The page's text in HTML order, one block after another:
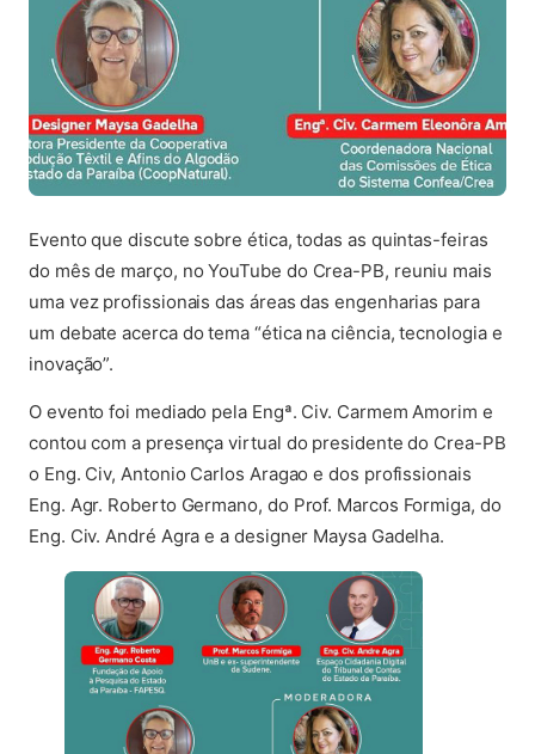
Evento que discute sobre ética, todas as quintas-feiras
do mês de março, no YouTube do Crea-PB, reuniu mais
uma vez profissionais das áreas das engenharias para
um debate acerca do tema “ética na ciência, tecnologia e
inovação”.
O evento foi mediado pela Engª. Civ. Carmem Amorim e
contou com a presença virtual do presidente do Crea-PB
o Eng. Civ, Antonio Carlos Aragao e dos profissionais
Eng. Agr. Roberto Germano, do Prof. Marcos Formiga, do
Eng. Civ. André Agra e a designer Maysa Gadelha.